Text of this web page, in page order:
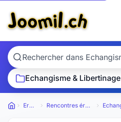
Echangisme & Libertinage
Petites annonces
Erotique Rencontres érotiques privées